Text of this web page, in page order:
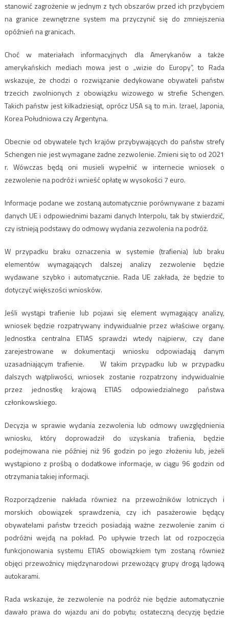
stanowić zagrożenie w jednym z tych obszarów przed ich przybyciem
na granice zewnętrzne system ma przyczynić się do zmniejszenia
opóźnień na granicach.
Choć w materiałach informacyjnych dla Amerykanów a także
amerykańskich mediach mowa jest o „wizie do Europy”, to Rada
wskazuje, że chodzi o rozwiązanie dedykowane obywateli państw
trzecich zwolnionych z obowiązku wizowego w strefie Schengen.
Takich państw jest kilkadziesiąt, oprócz USA są to m.in. Izrael, Japonia,
Korea Południowa czy Argentyna.
Obecnie od obywatele tych krajów przybywających do państw strefy
Schengen nie jest wymagane żadne zezwolenie. Zmieni się to od 2021
r. Wówczas będą oni musieli wypełnić w internecie wniosek o
zezwolenie na podróż i wnieść opłatę w wysokości 7 euro.
Informacje podane we zostaną automatycznie porównywane z bazami
danych UE i odpowiednimi bazami danych Interpolu, tak by stwierdzić,
czy istnieją podstawy do odmowy wydania zezwolenia na podróż.
W przypadku braku oznaczenia w systemie (trafienia) lub braku
elementów wymagających dalszej analizy zezwolenie będzie
wydawane szybko i automatycznie. Rada UE zakłada, że będzie to
dotyczyć większości wniosków.
Jeśli wystąpi trafienie lub pojawi się element wymagający analizy,
wniosek będzie rozpatrywany indywidualnie przez właściwe organy.
Jednostka centralna ETIAS sprawdzi wtedy najpierw, czy dane
zarejestrowane w dokumentacji wniosku odpowiadają danym
uzasadniającym trafienie. W takim przypadku lub w przypadku
dalszych wątpliwości, wniosek zostanie rozpatrzony indywidualnie
przez jednostkę krajową ETIAS odpowiedzialnego państwa
członkowskiego.
Decyzja w sprawie wydania zezwolenia lub odmowy uwzględnienia
wniosku, który doprowadził do uzyskania trafienia, będzie
podejmowana nie później niż 96 godzin po jego złożeniu lub, jeżeli
wystąpiono z prośbą o dodatkowe informacje, w ciągu 96 godzin od
otrzymania takiej informacji.
Rozporządzenie nakłada również na przewoźników lotniczych i
morskich obowiązek sprawdzenia, czy ich pasażerowie będący
obywatelami państw trzecich posiadają ważne zezwolenie zanim ci
podróżni wejdą na pokład. Po upływie trzech lat od rozpoczęcia
funkcjonowania systemu ETIAS obowiązkiem tym zostaną również
objęci przewoźnicy międzynarodowi przewożący grupy drogą lądową
autokarami.
Rada wskazuje, że zezwolenie na podróż nie będzie automatycznie
dawało prawa do wjazdu ani do pobytu; ostateczną decyzję będzie